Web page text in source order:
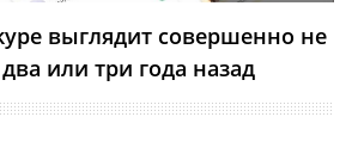
выглядит совершенно не
или три года назад